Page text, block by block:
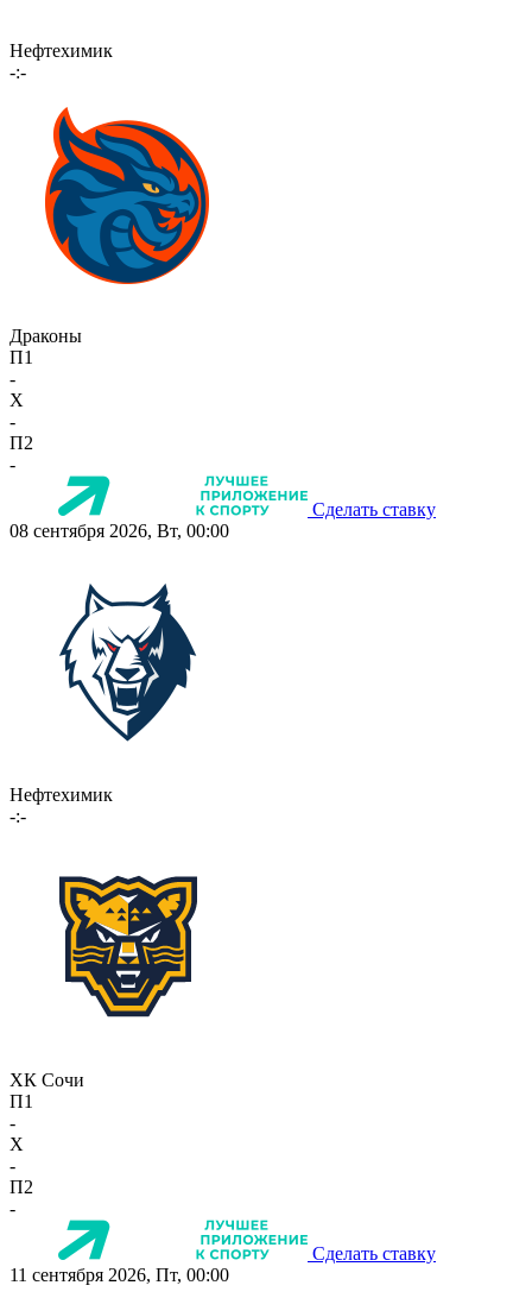
Нефтехимик
-:-
Драконы
П1
-
X
-
П2
-
Сделать ставку
08 сентября 2026, Вт, 00:00
Нефтехимик
-:-
ХК Сочи
П1
-
X
-
П2
-
Сделать ставку
11 сентября 2026, Пт, 00:00